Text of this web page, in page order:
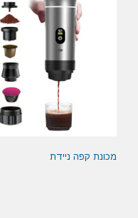
מכונת קפה ניידת